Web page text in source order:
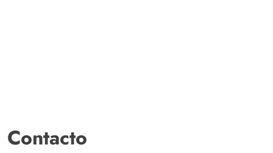
Contacto